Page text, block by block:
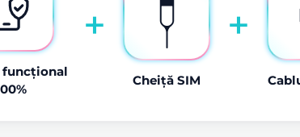
funcțional
+
Cheiță SIM
+